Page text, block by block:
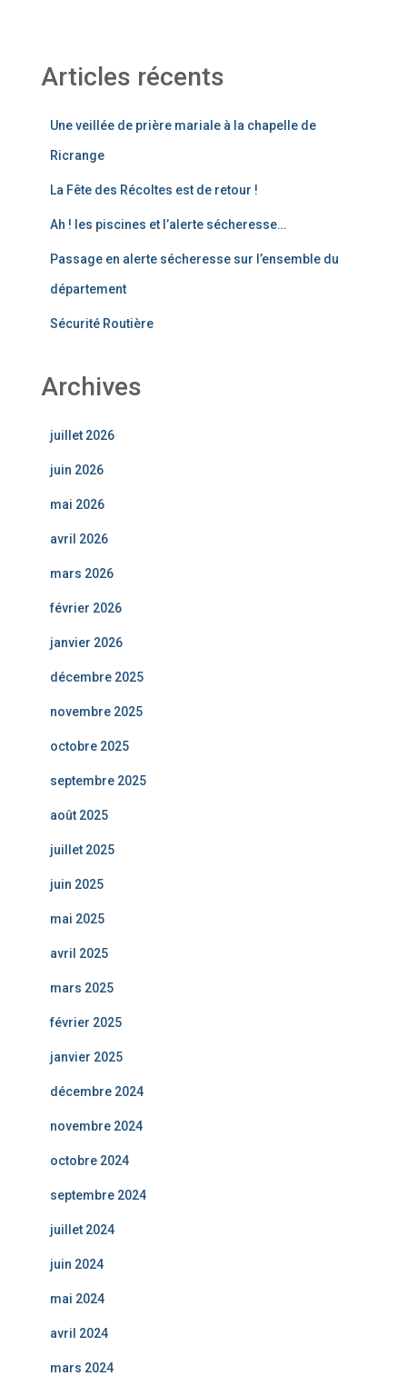
Articles récents
Une veillée de prière mariale à la chapelle de
Ricrange
La Fête des Récoltes est de retour !
Ah ! les piscines et l’alerte sécheresse…
Passage en alerte sécheresse sur l’ensemble du
département
Sécurité Routière
Archives
juillet 2026
juin 2026
mai 2026
avril 2026
mars 2026
février 2026
janvier 2026
décembre 2025
novembre 2025
octobre 2025
septembre 2025
août 2025
juillet 2025
juin 2025
mai 2025
avril 2025
mars 2025
février 2025
janvier 2025
décembre 2024
novembre 2024
octobre 2024
septembre 2024
juillet 2024
juin 2024
mai 2024
avril 2024
mars 2024